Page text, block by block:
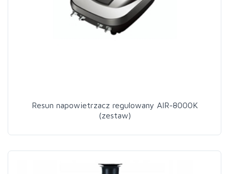
Resun napowietrzacz regulowany AIR-8000K
(zestaw)